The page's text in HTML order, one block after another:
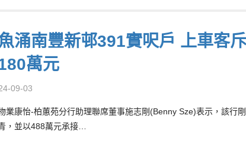
涌南豐新邨391實呎戶 上車客
萬元
09-03
業康怡-柏蕙苑分行助理聯席董事施志剛(Benny Sze)表示，該行
，並以488萬元承接…